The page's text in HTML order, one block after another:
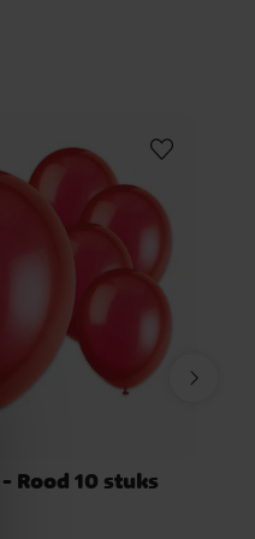
Rood 10 stuks